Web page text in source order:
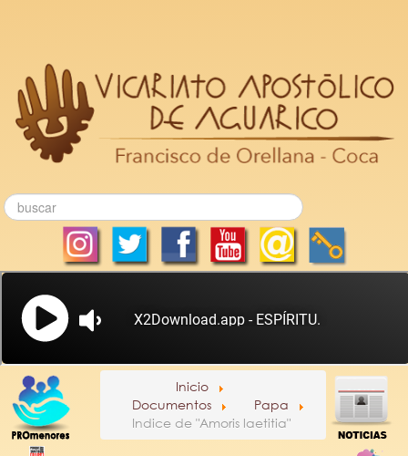
Inicio
Documentos
Papa
Indice de "Amoris laetitia"